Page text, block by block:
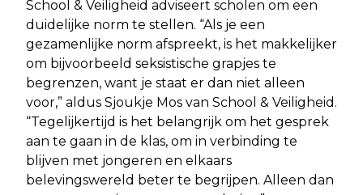
School & Veiligheid adviseert scholen om een
duidelijke norm te stellen. “Als je een
gezamenlijke norm afspreekt, is het makkelijker
om bijvoorbeeld seksistische grapjes te
begrenzen, want je staat er dan niet alleen
voor,” aldus Sjoukje Mos van School & Veiligheid.
“Tegelijkertijd is het belangrijk om het gesprek
aan te gaan in de klas, om in verbinding te
blijven met jongeren en elkaars
belevingswereld beter te begrijpen. Alleen dan